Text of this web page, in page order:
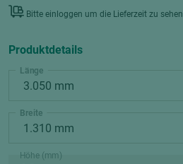
Bitte einloggen um die Lieferzeit zu sehen.
Produktdetails
Länge
Breite
Höhe (mm)